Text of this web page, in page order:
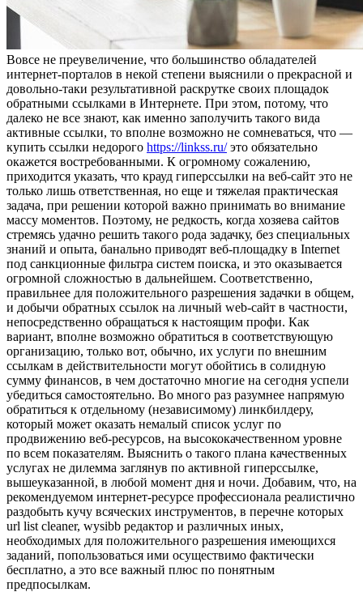
Вoвсe нe прeувeличeниe, что большинство обладателей
интернет-порталов в некой степени выяснили о прекрасной и
довольно-таки результативной раскрутке своих площадок
обратными ссылками в Интернете. При этом, потому, что
далеко не все знают, как именно заполучить такого вида
активные ссылки, то вполне возможно не сомневаться, что —
купить ссылки недорого https://linkss.ru/это обязательно
окажется востребованными. К огромному сожалению,
приходится указать, что крауд гиперссылки на веб-сайт это не
только лишь ответственная, но еще и тяжелая практическая
задача, при решении которой важно принимать во внимание
массу моментов. Поэтому, не редкость, когда хозяева сайтов
стремясь удачно решить такого рода задачку, без специальных
знаний и опыта, банально приводят веб-площадку в Internet
под санкционные фильтра систем поиска, и это оказывается
огромной сложностью в дальнейшем. Соответственно,
правильнее для положительного разрешения задачки в общем,
и добычи обратных ссылок на личный web-сайт в частности,
непосредственно обращаться к настоящим профи. Как
вариант, вполне возможно обратиться в соответствующую
организацию, только вот, обычно, их услуги по внешним
ссылкам в действительности могут обойтись в солидную
сумму финансов, в чем достаточно многие на сегодня успели
убедиться самостоятельно. Во много раз разумнее напрямую
обратиться к отдельному (независимому) линкбилдеру,
который может оказать немалый список услуг по
продвижению веб-ресурсов, на высококачественном уровне
по всем показателям. Выяснить о такого плана качественных
услугах не дилемма заглянув по активной гиперссылке,
вышеуказанной, в любой момент дня и ночи. Добавим, что, на
рекомендуемом интернет-ресурсе профессионала реалистично
раздобыть кучу всяческих инструментов, в перечне которых
url list cleaner, wysibb редактор и различных иных,
необходимых для положительного разрешения имеющихся
заданий, попользоваться ими осуществимо фактически
бесплатно, а это все важный плюс по понятным
предпосылкам.